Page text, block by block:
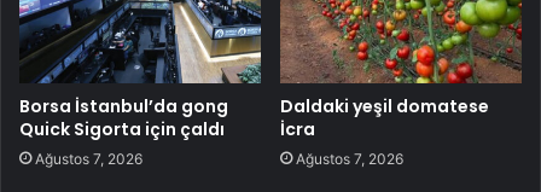
Borsa İstanbul’da gong
Quick Sigorta için çaldı
Ağustos 7, 2026
Daldaki yeşil domatese
İcra
Ağustos 7, 2026